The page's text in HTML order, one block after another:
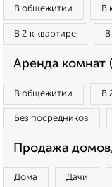
В общежитии В
В 2‑к квартире
Аренда комнат
В общежитии В
Без посредников
Продажа
Дома Дачи